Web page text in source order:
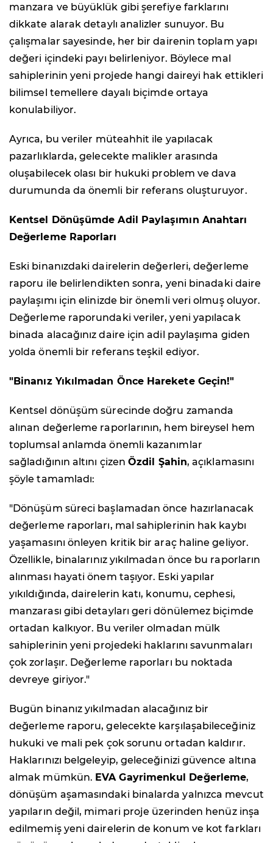
manzara ve büyüklük gibi şerefiye farklarını
dikkate alarak detaylı analizler sunuyor. Bu
çalışmalar sayesinde, her bir dairenin toplam yapı
değeri içindeki payı belirleniyor. Böylece mal
sahiplerinin yeni projede hangi daireyi hak ettikleri
bilimsel temellere dayalı biçimde ortaya
konulabiliyor.
Ayrıca, bu veriler müteahhit ile yapılacak
pazarlıklarda, gelecekte malikler arasında
oluşabilecek olası bir hukuki problem ve dava
durumunda da önemli bir referans oluşturuyor.
Kentsel Dönüşümde Adil Paylaşımın Anahtarı
Değerleme Raporları
Eski binanızdaki dairelerin değerleri, değerleme
raporu ile belirlendikten sonra, yeni binadaki daire
paylaşımı için elinizde bir önemli veri olmuş oluyor.
Değerleme raporundaki veriler, yeni yapılacak
binada alacağınız daire için adil paylaşıma giden
yolda önemli bir referans teşkil ediyor.
"Binanız Yıkılmadan Önce Harekete Geçin!"
Kentsel dönüşüm sürecinde doğru zamanda
alınan değerleme raporlarının, hem bireysel hem
toplumsal anlamda önemli kazanımlar
sağladığının altını çizenÖzdil Şahin, açıklamasını
şöyle tamamladı:
"Dönüşüm süreci başlamadan önce hazırlanacak
değerleme raporları, mal sahiplerinin hak kaybı
yaşamasını önleyen kritik bir araç haline geliyor.
Özellikle, binalarınız yıkılmadan önce bu raporların
alınması hayati önem taşıyor. Eski yapılar
yıkıldığında, dairelerin katı, konumu, cephesi,
manzarası gibi detayları geri dönülemez biçimde
ortadan kalkıyor. Bu veriler olmadan mülk
sahiplerinin yeni projedeki haklarını savunmaları
çok zorlaşır. Değerleme raporları bu noktada
devreye giriyor."
Bugün binanız yıkılmadan alacağınız bir
değerleme raporu, gelecekte karşılaşabileceğiniz
hukuki ve mali pek çok sorunu ortadan kaldırır.
Haklarınızı belgeleyip, geleceğinizi güvence altına
almak mümkün. EVA Gayrimenkul Değerleme,
dönüşüm aşamasındaki binalarda yalnızca mevcut
yapıların değil, mimari proje üzerinden henüz inşa
edilmemiş yeni dairelerin de konum ve kot farkları